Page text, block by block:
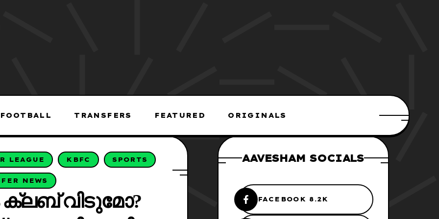
FOOTBALL TRANSFERS FEATURED ORIGINALS
LEAGUE KBFC SPORTS
NEWS
വിടുമോ?
AAVESHAM SOCIALS
FACEBOOK 8.2K